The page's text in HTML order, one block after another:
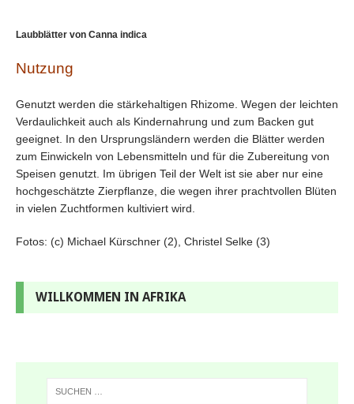
Laubblätter von Canna indica
Nutzung
Genutzt werden die stärkehaltigen Rhizome. Wegen der leichten
Verdaulichkeit auch als Kindernahrung und zum Backen gut
geeignet. In den Ursprungsländern werden die Blätter werden
zum Einwickeln von Lebensmitteln und für die Zubereitung von
Speisen genutzt. Im übrigen Teil der Welt ist sie aber nur eine
hochgeschätzte Zierpflanze, die wegen ihrer prachtvollen Blüten
in vielen Zuchtformen kultiviert wird.
Fotos: (c) Michael Kürschner (2), Christel Selke (3)
WILLKOMMEN IN AFRIKA